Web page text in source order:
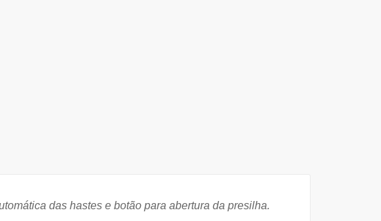
das hastes e botão para abertura da presilha.